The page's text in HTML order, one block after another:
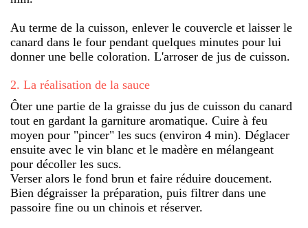
Au terme de la cuisson, enlever le couvercle et laisser le
canard dans le four pendant quelques minutes pour lui
donner une belle coloration. L'arroser de jus de cuisson.
2. La réalisation de la sauce
Ôter une partie de la graisse du jus de cuisson du canard
tout en gardant la garniture aromatique. Cuire à feu
moyen pour "pincer" les sucs (environ 4 min). Déglacer
ensuite avec le vin blanc et le madère en mélangeant
pour décoller les sucs.
Verser alors le fond brun et faire réduire doucement.
Bien dégraisser la préparation, puis filtrer dans une
passoire fine ou un chinois et réserver.